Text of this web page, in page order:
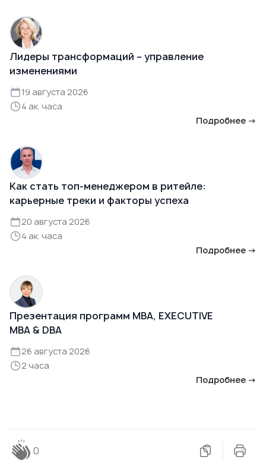
Лидеры трансформаций – управление
изменениями
19 августа 2026
4 ак. часа
Подробнее →
Как стать топ-менеджером в ритейле:
карьерные треки и факторы успеха
20 августа 2026
4 ак. часа
Подробнее →
Презентация программ MBA, EXECUTIVE
MBA & DBA
26 августа 2026
2 часа
Подробнее →
0